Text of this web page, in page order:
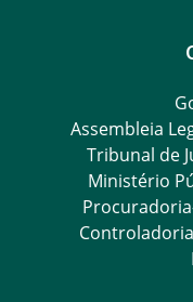
Assembleia
Tribunal de
Ministério